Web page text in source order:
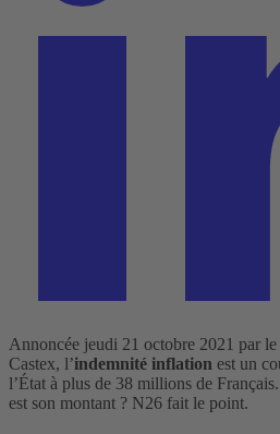
Annoncée jeudi 21 octobre 2021 par le
Castex, l’indemnité inflation est un
l’État à plus de 38 millions de
est son montant ? N26 fait le point.